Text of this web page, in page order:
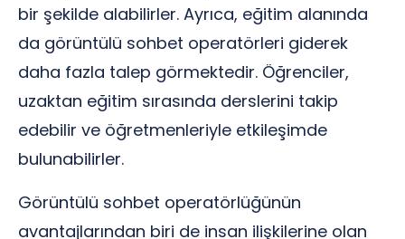
bir şekilde alabilirler. Ayrıca, eğitim alanında
da görüntülü sohbet operatörleri giderek
daha fazla talep görmektedir. Öğrenciler,
uzaktan eğitim sırasında derslerini takip
edebilir ve öğretmenleriyle etkileşimde
bulunabilirler.
Görüntülü sohbet operatörlüğünün
avantajlarından biri de insan ilişkilerine olan